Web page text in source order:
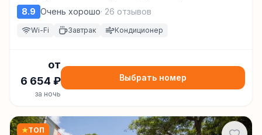
8.9 Очень хорошо· 26 отзывов
Wi-Fi Завтрак Кондиционер
от
6 654 ₽
за ночь
Выбрать номер
★ТОП